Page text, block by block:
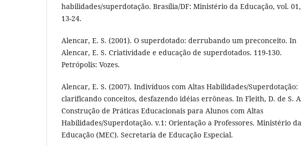
habilidades/superdotação. Brasília/DF: Ministério da Educação, vol. 01,
13-24.
Alencar, E. S. (2001). O superdotado: derrubando um preconceito. In
Alencar, E. S. Criatividade e educação de superdotados. 119-130.
Petrópolis: Vozes.
Alencar, E. S. (2007). Indivíduos com Altas Habilidades/Superdotação:
clarificando conceitos, desfazendo idéias errôneas. In Fleith, D. de S. A
Construção de Práticas Educacionais para Alunos com Altas
Habilidades/Superdotação. v.1: Orientação a Professores. Ministério da
Educação (MEC). Secretaria de Educação Especial.